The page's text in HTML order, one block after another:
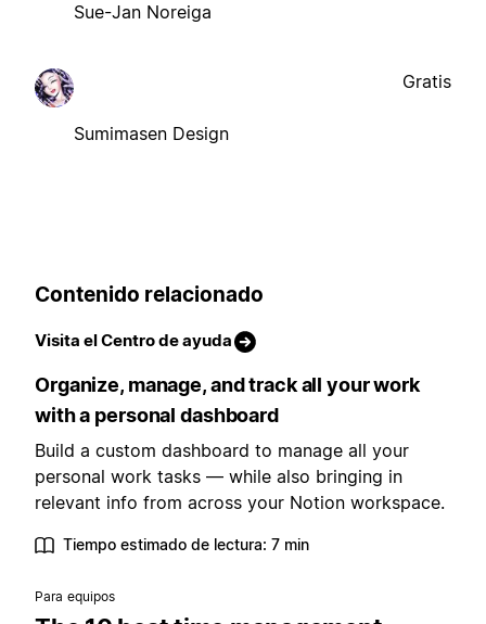
Sue-Jan Noreiga
Sumimasen Design
Gratis
Contenido relacionado
Visita el Centro de ayuda
Organize, manage, and track all your work
with a personal dashboard
Build a custom dashboard to manage all your
personal work tasks — while also bringing in
relevant info from across your Notion workspace.
Tiempo estimado de lectura: 7 min
Para equipos